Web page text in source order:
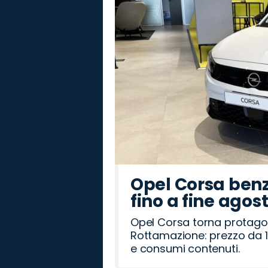
Romeo
Rover
Opel Corsa
fino a fine
Opel Corsa torna
Rottamazione: prezzo da
e consumi contenuti.